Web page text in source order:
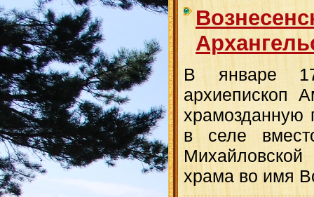
В январе
архиепископ
храмозданную
в селе
храма во имя